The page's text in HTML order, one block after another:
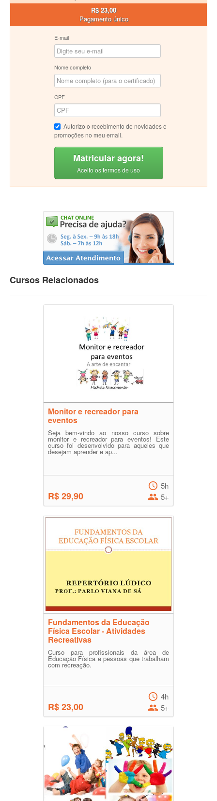
R$ 23,00
Pagamento único
E-mail
Nome completo
CPF
Autorizo o recebimento de novidades e
promoções no meu email.
Matricular agora!
Aceito os termos de uso
Cursos Relacionados
Monitor e recreador para
eventos
Seja bem-vindo ao nosso curso sobre
monitor e recreador para eventos! Este
curso foi desenvolvido para aqueles que
desejam aprender e ap...
R$ 29,90
5h
5+
Fundamentos da Educação
Física Escolar - Atividades
Recreativas
Curso para profissionais da área de
Educação Física e pessoas que trabalham
com recreação.
R$ 23,00
4h
5+